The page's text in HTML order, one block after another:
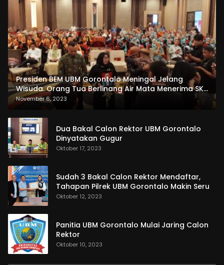
Presiden BEM UBM Gorontalo Meningal Jelang
Wisuda. Orang Tua Berlinang Air Mata Menerima SKL
dan Pemasangan Salempang
November 6, 2023
Dua Bakal Calon Rektor UBM Gorontalo
Dinyatakan Gugur
Oktober 17, 2023
Sudah 3 Bakal Calon Rektor Mendaftar,
Tahapan Pilrek UBM Gorontalo Makin Seru
Oktober 12, 2023
Panitia UBM Gorontalo Mulai Jaring Calon
Rektor
Oktober 10, 2023